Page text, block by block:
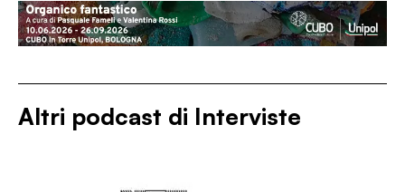
Altri podcast di Interviste